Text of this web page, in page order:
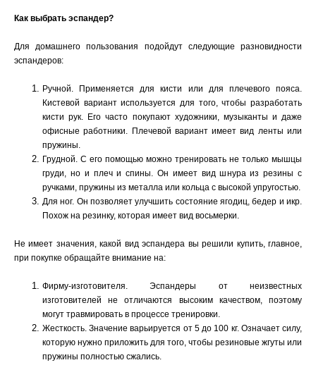
Как выбрать эспандер?
Для домашнего пользования подойдут следующие разновидности
эспандеров:
Ручной. Применяется для кисти или для плечевого пояса.
Кистевой вариант используется для того, чтобы разработать
кисти рук. Его часто покупают художники, музыканты и даже
офисные работники. Плечевой вариант имеет вид ленты или
пружины.
Грудной. С его помощью можно тренировать не только мышцы
груди, но и плеч и спины. Он имеет вид шнура из резины с
ручками, пружины из металла или кольца с высокой упругостью.
Для ног. Он позволяет улучшить состояние ягодиц, бедер и икр.
Похож на резинку, которая имеет вид восьмерки.
Не имеет значения, какой вид эспандера вы решили купить, главное,
при покупке обращайте внимание на:
Фирму-изготовителя. Эспандеры от неизвестных
изготовителей не отличаются высоким качеством, поэтому
могут травмировать в процессе тренировки.
Жесткость. Значение варьируется от 5 до 100 кг. Означает силу,
которую нужно приложить для того, чтобы резиновые жгуты или
пружины полностью сжались.